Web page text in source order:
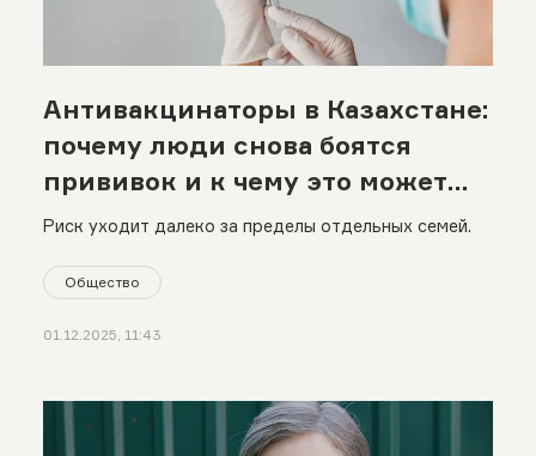
Антивакцинаторы в Казахстане:
почему люди снова боятся
прививок и к чему это может
привести
Риск уходит далеко за пределы отдельных семей.
Общество
01.12.2025, 11:43